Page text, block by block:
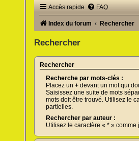
Accès rapide FAQ
Index du forum Rechercher
Rechercher
Rechercher
Recherche par mots-clés :
Placez un+ devant un mot qui
Saisissez une suite de mots
mots doit être trouvé. Utilisez le
partielles.
Rechercher par auteur :
Utilisez le caractère « * »